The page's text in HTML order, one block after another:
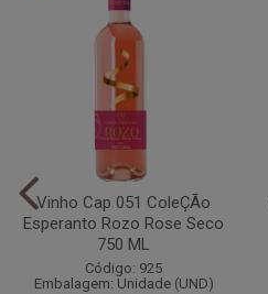
Vinho Cap 051 ColeÇÃo
Esperanto Rozo Rose Seco
750 ML
Código: 925
Embalagem: Unidade (UND)